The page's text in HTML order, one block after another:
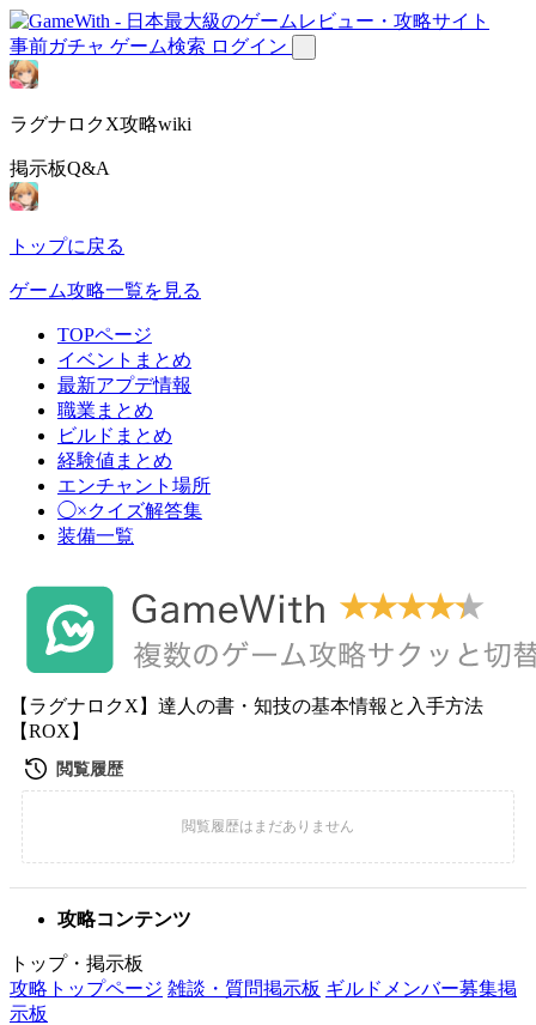
事前ガチャ ゲーム検索 ログイン
ラグナロクX攻略wiki
掲示板Q&A
トップに戻る
ゲーム攻略一覧を見る
TOPページ
イベントまとめ
最新アプデ情報
職業まとめ
ビルドまとめ
経験値まとめ
エンチャント場所
◯×クイズ解答集
装備一覧
【ラグナロクX】達人の書・知技の基本情報と入手方法
【ROX】
攻略コンテンツ
トップ・掲示板
攻略トップページ 雑談・質問掲示板 ギルドメンバー募集掲
示板